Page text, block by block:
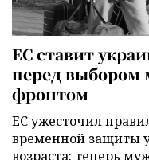
ЕС ставит
перед
фронтом
ЕС ужесточил
временной защиты
возраста: теперь